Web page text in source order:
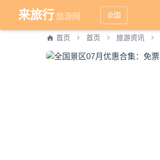
来旅行 旅游网 全国
首页 首页 旅游资讯